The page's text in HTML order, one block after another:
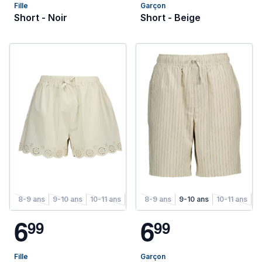
Fille
Short - Noir
Garçon
Short - Beige
8-9 ans 9-10 ans 10-11 ans 11-12 ans 12-13 ans 13-14 ans
699
Fille
8-9 ans 9-10 ans 10-11 ans
699
Garçon